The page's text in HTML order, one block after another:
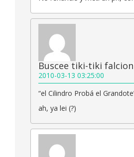
Buscee tiki-tiki
2010-03-13 03:25:00
“el Cilindro Probá el
ah, ya lei (?)